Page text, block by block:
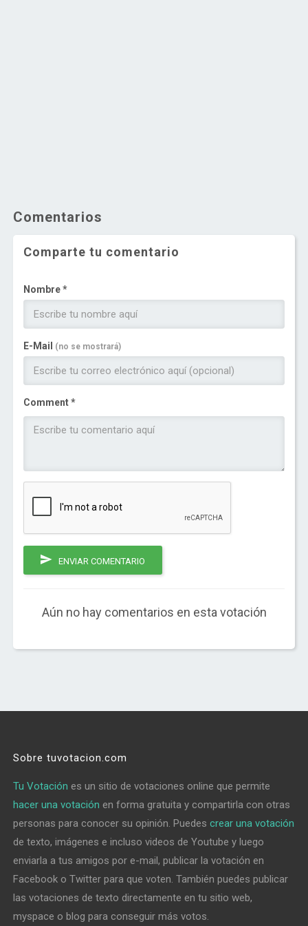
Comentarios
Comparte tu comentario
Nombre *
E-Mail (no se mostrará)
Comment *
ENVIAR COMENTARIO
Aún no hay comentarios en esta votación
Sobre tuvotacion.com
Tu Votación es un sitio de votaciones online que permite
hacer una votación en forma gratuita y compartirla con otras
personas para conocer su opinión. Puedescrear una votación
de texto, imágenes e incluso videos de Youtube y luego
enviarla a tus amigos por e-mail, publicar la votación en
Facebook o Twitter para que voten. También puedes publicar
las votaciones de texto directamente en tu sitio web,
myspace o blog para conseguir más votos.